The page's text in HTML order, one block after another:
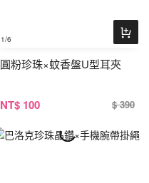
1/6
圓粉珍珠×蚊香盤U型耳夾
NT$ 100 $ 390